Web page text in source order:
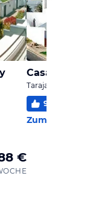
€
Casa
Tarajalejo,
99
Zum Hotel